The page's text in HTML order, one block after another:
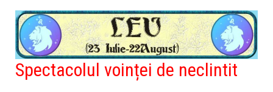
Spectacolul voinței de neclintit